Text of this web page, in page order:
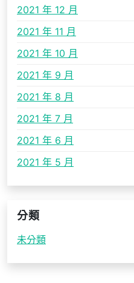
2021 年 12 月
2021 年 11 月
2021 年 10 月
2021 年 9 月
2021 年 8 月
2021 年 7 月
2021 年 6 月
2021 年 5 月
分類
未分類